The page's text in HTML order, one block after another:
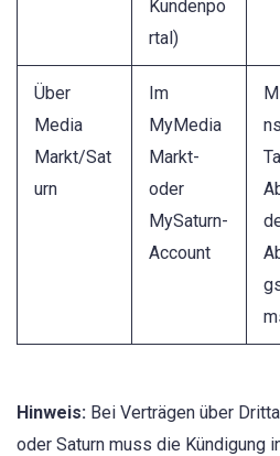
Kundenpo
rtal)
Über
Media
Markt/Sat
urn
Im
MyMedia
Markt-
oder
MySaturn-
Account
Hinweis: Bei Verträgen über
oder Saturn muss die Kündigung